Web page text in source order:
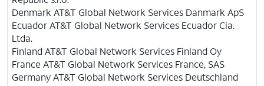
Denmark AT&T Global Network Services Danmark ApS
Ecuador AT&T Global Network Services Ecuador Cia.
Ltda.
Finland AT&T Global Network Services Finland Oy
France AT&T Global Network Services France, SAS
Germany AT&T Global Network Services Deutschland